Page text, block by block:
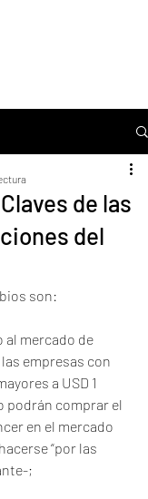
de las
del
son:
al mercado de
empresas con
a USD 1
podrán comprar el
en el mercado
“por las
;